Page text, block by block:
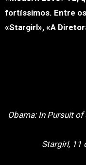
fortíssimos. Entre
«Stargirl», «A
Obama: In Pursuit
Stargirl, 11